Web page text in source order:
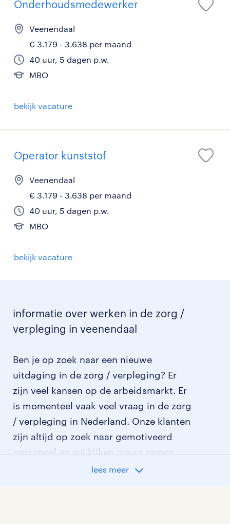
Onderhoudsmedewerker
Veenendaal
€ 3.179 - 3.638 per maand
40 uur, 5 dagen p.w.
MBO
bekijk vacature
Operator kunststof
Veenendaal
€ 3.179 - 3.638 per maand
40 uur, 5 dagen p.w.
MBO
bekijk vacature
informatie over werken in de zorg /
verpleging in veenendaal
Ben je op zoek naar een nieuwe
uitdaging in de zorg / verpleging? Er
zijn veel kansen op de arbeidsmarkt. Er
is momenteel vaak veel vraag in de zorg
/ verpleging in Nederland. Onze klanten
zijn altijd op zoek naar gemotiveerd
personeel en wij kijken graag samen
met je naar de organisatie die het beste
lees meer